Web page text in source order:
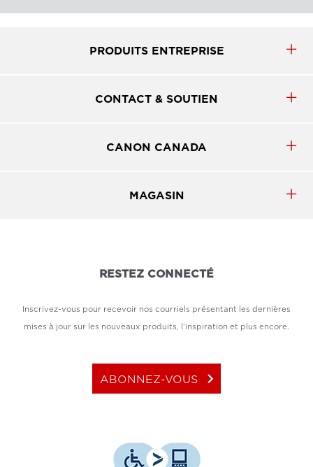
PRODUITS ENTREPRISE
CONTACT & SOUTIEN
CANON CANADA
MAGASIN
RESTEZ CONNECTÉ
Inscrivez-vous pour recevoir nos courriels présentant les dernières
mises à jour sur les nouveaux produits, l'inspiration et plus encore.
ABONNEZ-VOUS keyboard_arrow_right